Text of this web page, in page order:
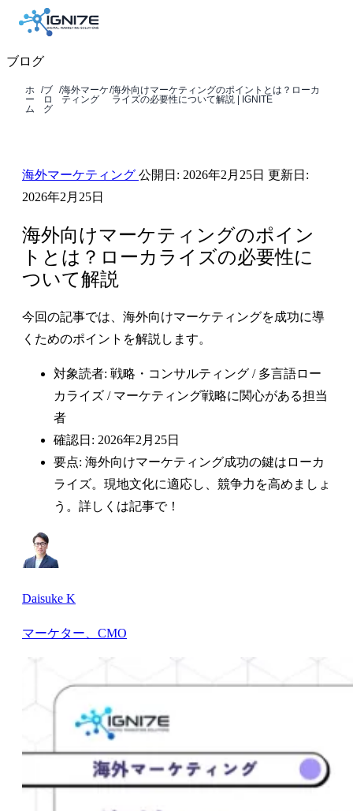
ブログ
ホ
ー
ム
/ブ
ロ
グ
/海外マーケ
ティング
/海外向けマーケティングのポイントとは？ローカ
ライズの必要性について解説 | IGNITE
海外マーケティング 公開日: 2026年2月25日 更新日:
2026年2月25日
海外向けマーケティングのポイン
トとは？ローカライズの必要性に
ついて解説
今回の記事では、海外向けマーケティングを成功に導
くためのポイントを解説します。
対象読者: 戦略・コンサルティング / 多言語ロー
カライズ / マーケティング戦略に関心がある担当
者
確認日: 2026年2月25日
要点: 海外向けマーケティング成功の鍵はローカ
ライズ。現地文化に適応し、競争力を高めましょ
う。詳しくは記事で！
Daisuke K
マーケター、CMO